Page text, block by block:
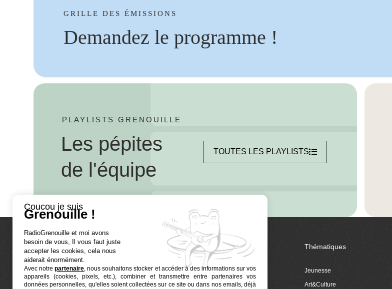
GRILLE DES ÉMISSIONS
Demandez le programme !
PLAYLISTS GRENOUILLE
Les pépites
de l'équipe
TOUTES LES PLAYLISTS
La radio
Ré-écouter
Actualités
Thématiques
Jeunesse
Art&Culture
Coucou je suis
Grenouille !
RadioGrenouille et moi avons
besoin de vous, Il vous faut juste
accepter les cookies, cela nous
aiderait énormément.
Avec notrepartenaire, nous souhaitons stocker et accéder à des informations sur vos
appareils (cookies, pixels, etc.), combiner et transmettre entre partenaires vos
données personnelles, qu'elles soient collectées sur ce site ou dans nos emails, déjà